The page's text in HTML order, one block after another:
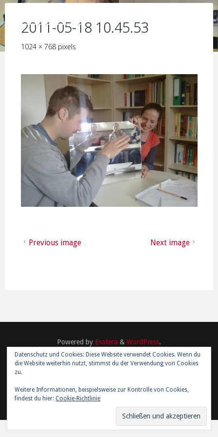
Skip
to
content2011-05-18 10.45.53
Full
1024 × 768 pixels
Previous image Next image
Powered by Esotera & WordPress.
©2026 Kim Joris Boström
Datenschutz und Cookies: Diese Website verwendet Cookies. Wenn du
die Website weiterhin nutzt, stimmst du der Verwendung von Cookies
zu.
Weitere Informationen, beispielsweise zur Kontrolle von Cookies,
findest du hier:Cookie-Richtlinie